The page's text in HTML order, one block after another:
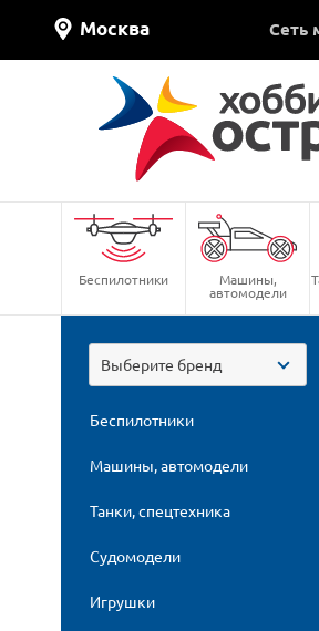
Москва Сеть
Беспилотники Машины,
автомодели
Выберите бренд
Беспилотники
Машины, автомодели
Танки, спецтехника
Судомодели
Игрушки